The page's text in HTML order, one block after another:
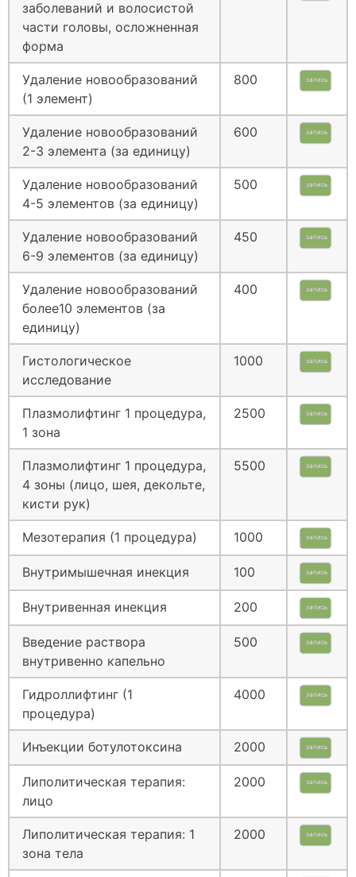
заболеваний и волосистой
части головы, осложненная
форма
Удаление новообразований
(1 элемент)
800 запись
Удаление новообразований
2-3 элемента (за единицу)
600 запись
Удаление новообразований
4-5 элементов (за единицу)
500 запись
Удаление новообразований
6-9 элементов (за единицу)
450 запись
Удаление новообразований
более10 элементов (за
единицу)
400 запись
Гистологическое
исследование
1000 запись
Плазмолифтинг 1 процедура,
1 зона
2500 запись
Плазмолифтинг 1 процедура,
4 зоны (лицо, шея, декольте,
кисти рук)
5500 запись
Мезотерапия (1 процедура) 1000 запись
Внутримышечная инекция 100 запись
Внутривенная инекция 200 запись
Введение раствора
внутривенно капельно
500 запись
Гидроллифтинг (1
процедура)
4000 запись
Инъекции ботулотоксина 2000 запись
Липолитическая терапия:
лицо
2000 запись
Липолитическая терапия: 1
зона тела
2000 запись